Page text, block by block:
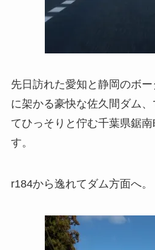
先日訪れた愛知と静岡のボー
に架かる豪快な佐久間ダム、
てひっそりと佇む千葉県鋸
す。
r184から逸れてダム方面へ。